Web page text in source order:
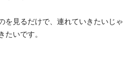
を見るだけで、連れていきたいじゃ
たいです。